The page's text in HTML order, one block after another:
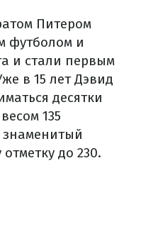
Питером
футболом и
и стали первым
в 15 лет Дэвид
десятки
135
знаменитый
до 230.